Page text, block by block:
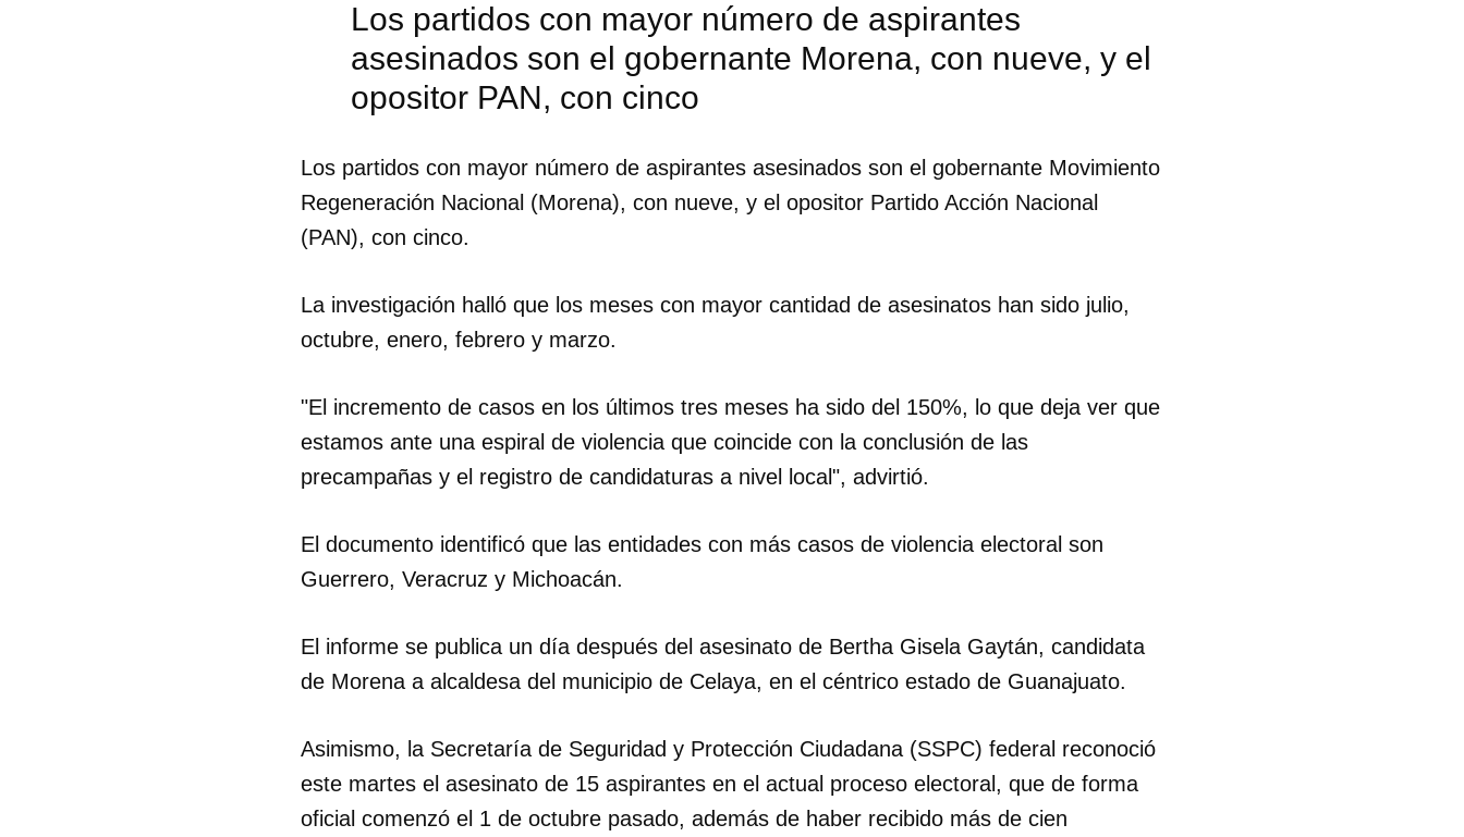
Para poder guardar como favorito, primero has de iniciar sesión con tu
cuenta de 14ymedio.
INICIAR SESIÓN CANCELAR
Los partidos con mayor número de aspirantes
asesinados son el gobernante Morena, con nueve, y el
opositor PAN, con cinco
Los partidos con mayor número de aspirantes asesinados son el gobernante Movimiento
Regeneración Nacional (Morena), con nueve, y el opositor Partido Acción Nacional
(PAN), con cinco.
La investigación halló que los meses con mayor cantidad de asesinatos han sido julio,
octubre, enero, febrero y marzo.
"El incremento de casos en los últimos tres meses ha sido del 150%, lo que deja ver que
estamos ante una espiral de violencia que coincide con la conclusión de las
precampañas y el registro de candidaturas a nivel local", advirtió.
El documento identificó que las entidades con más casos de violencia electoral son
Guerrero, Veracruz y Michoacán.
El informe se publica un día después del asesinato de Bertha Gisela Gaytán, candidata
de Morena a alcaldesa del municipio de Celaya, en el céntrico estado de Guanajuato.
Asimismo, la Secretaría de Seguridad y Protección Ciudadana (SSPC) federal reconoció
este martes el asesinato de 15 aspirantes en el actual proceso electoral, que de forma
oficial comenzó el 1 de octubre pasado, además de haber recibido más de cien